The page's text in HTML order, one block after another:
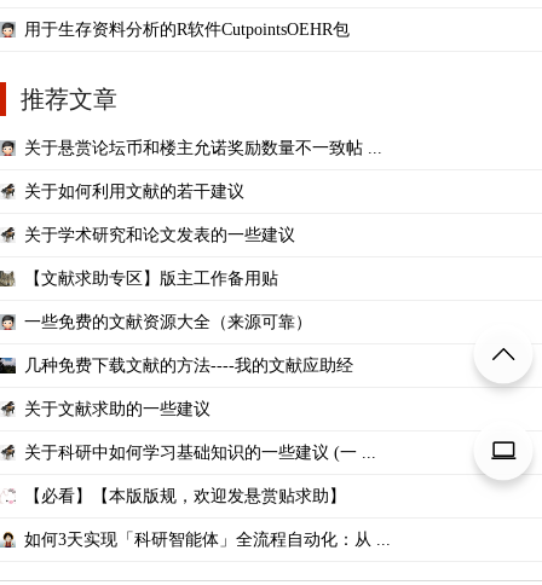
用于生存资料分析的R软件CutpointsOEHR包
推荐文章
关于悬赏论坛币和楼主允诺奖励数量不一致帖 ...
关于如何利用文献的若干建议
关于学术研究和论文发表的一些建议
【文献求助专区】版主工作备用贴
一些免费的文献资源大全（来源可靠）
几种免费下载文献的方法----我的文献应助经
关于文献求助的一些建议
关于科研中如何学习基础知识的一些建议 (一 ...
【必看】【本版版规，欢迎发悬赏贴求助】
如何3天实现「科研智能体」全流程自动化：从 ...